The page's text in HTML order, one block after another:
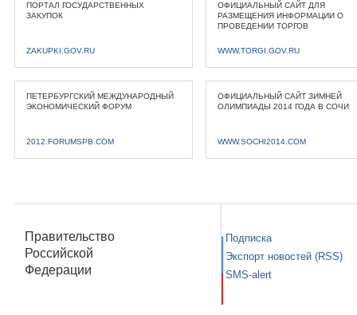
ПОРТАЛ ГОСУДАРСТВЕННЫХ
ЗАКУПОК
ZAKUPKI.GOV.RU
ОФИЦИАЛЬНЫЙ САЙТ ДЛЯ
РАЗМЕЩЕНИЯ ИНФОРМАЦИИ О
ПРОВЕДЕНИИ ТОРГОВ
WWW.TORGI.GOV.RU
ПЕТЕРБУРГСКИЙ МЕЖДУНАРОДНЫЙ
ЭКОНОМИЧЕСКИЙ ФОРУМ
2012.FORUMSPB.COM
ОФИЦИАЛЬНЫЙ САЙТ ЗИМНЕЙ
ОЛИМПИАДЫ 2014 ГОДА В СОЧИ
WWW.SOCHI2014.COM
Правительство
Российской
Федерации
Подписка
Экспорт новостей (RSS)
SMS-alert